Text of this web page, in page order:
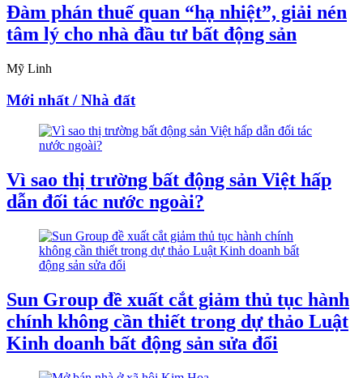
Đàm phán thuế quan “hạ nhiệt”, giải nén
tâm lý cho nhà đầu tư bất động sản
Mỹ Linh
Mới nhất / Nhà đất
Vì sao thị trường bất động sản Việt hấp
dẫn đối tác nước ngoài?
Sun Group đề xuất cắt giảm thủ tục hành
chính không cần thiết trong dự thảo Luật
Kinh doanh bất động sản sửa đổi